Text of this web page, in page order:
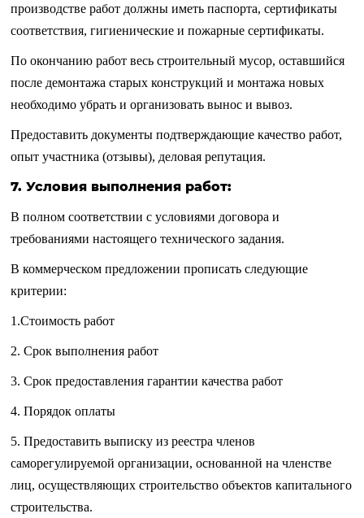
производстве работ должны иметь паспорта, сертификаты
соответствия, гигиенические и пожарные сертификаты.
По окончанию работ весь строительный мусор, оставшийся
после демонтажа старых конструкций и монтажа новых
необходимо убрать и организовать вынос и вывоз.
Предоставить документы подтверждающие качество работ,
опыт участника (отзывы), деловая репутация.
7. Условия выполнения работ:
В полном соответствии с условиями договора и
требованиями настоящего технического задания.
В коммерческом предложении прописать следующие
критерии:
1.Стоимость работ
2. Срок выполнения работ
3. Срок предоставления гарантии качества работ
4. Порядок оплаты
5. Предоставить выписку из реестра членов
саморегулируемой организации, основанной на членстве
лиц, осуществляющих строительство объектов капитального
строительства.